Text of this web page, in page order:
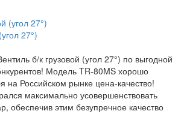
27°)
б/к грузовой (угол 27°) по выгодной
Модель TR-80MS хорошо
на Российском рынке цена-качество!
максимально усовершенствовать
обеспечив этим безупречное качество